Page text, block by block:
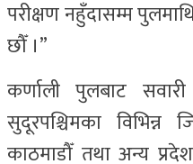
परीक्षण नहुँदासम्म
छौँ ।”
कर्णाली पुलबाट
सुदूरपश्चिमका विभिन्न
काठमाडौँ तथा अन्य